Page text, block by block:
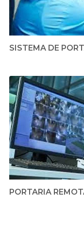
SISTEMA DE
PORTARIA